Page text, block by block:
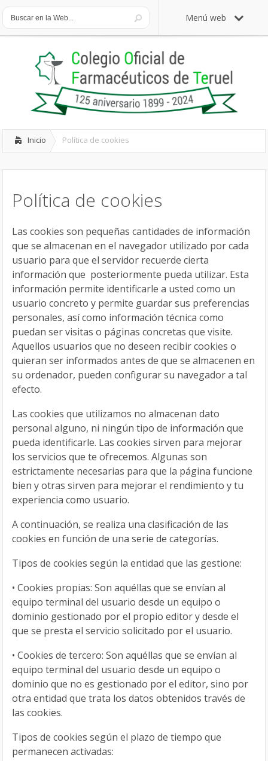
Menú web
Inicio Política de cookies
Política de cookies
Las cookies son pequeñas cantidades de información
que se almacenan en el navegador utilizado por cada
usuario para que el servidor recuerde cierta
información que posteriormente pueda utilizar. Esta
información permite identificarle a usted como un
usuario concreto y permite guardar sus preferencias
personales, así como información técnica como
puedan ser visitas o páginas concretas que visite.
Aquellos usuarios que no deseen recibir cookies o
quieran ser informados antes de que se almacenen en
su ordenador, pueden configurar su navegador a tal
efecto.
Las cookies que utilizamos no almacenan dato
personal alguno, ni ningún tipo de información que
pueda identificarle. Las cookies sirven para mejorar
los servicios que te ofrecemos. Algunas son
estrictamente necesarias para que la página funcione
bien y otras sirven para mejorar el rendimiento y tu
experiencia como usuario.
A continuación, se realiza una clasificación de las
cookies en función de una serie de categorías.
Tipos de cookies según la entidad que las gestione:
• Cookies propias: Son aquéllas que se envían al
equipo terminal del usuario desde un equipo o
dominio gestionado por el propio editor y desde el
que se presta el servicio solicitado por el usuario.
• Cookies de tercero: Son aquéllas que se envían al
equipo terminal del usuario desde un equipo o
dominio que no es gestionado por el editor, sino por
otra entidad que trata los datos obtenidos través de
las cookies.
Tipos de cookies según el plazo de tiempo que
permanecen activadas: